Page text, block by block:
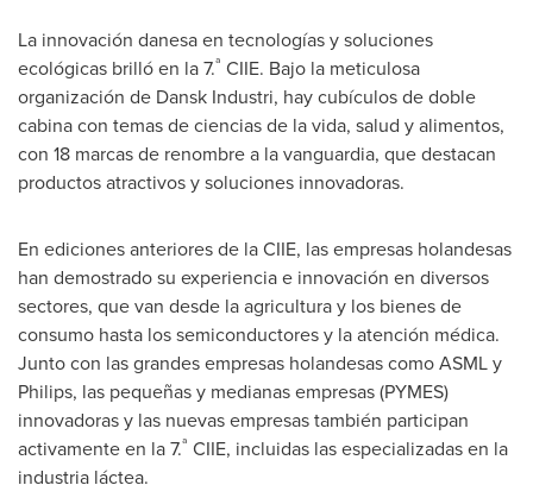
La innovación danesa en tecnologías y soluciones
ecológicas brilló en la 7.ª CIIE. Bajo la meticulosa
organización de Dansk Industri, hay cubículos de doble
cabina con temas de ciencias de la vida, salud y alimentos,
con 18 marcas de renombre a la vanguardia, que destacan
productos atractivos y soluciones innovadoras.
En ediciones anteriores de la CIIE, las empresas holandesas
han demostrado su experiencia e innovación en diversos
sectores, que van desde la agricultura y los bienes de
consumo hasta los semiconductores y la atención médica.
Junto con las grandes empresas holandesas como ASML y
Philips, las pequeñas y medianas empresas (PYMES)
innovadoras y las nuevas empresas también participan
activamente en la 7.ª CIIE, incluidas las especializadas en la
industria láctea.